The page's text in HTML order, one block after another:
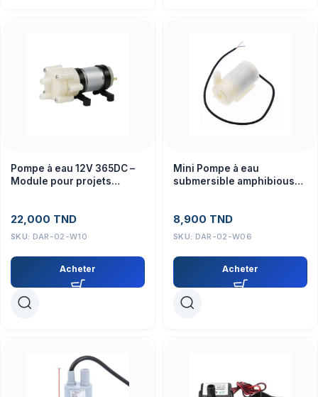
Pompe à eau 12V 365DC –
Module pour projets
22,000 TND
SKU: DAR-02-W10
Acheter
Mini Pompe à eau
submersible amphibious
8,900 TND
SKU: DAR-02-W06
Acheter